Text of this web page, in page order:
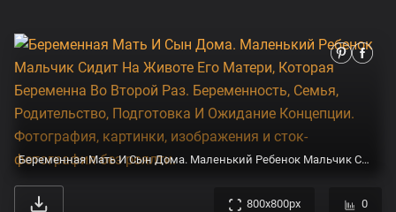
Беременная Мать И Сын Дома. Маленький Ребенок Мальчик Сидит На Животе Его Матери, Которая Беременна Во Второй Раз. Беременность, Семья, Родительство, Подготовка И Ожидание Концепции. Фотография, картинки, изображения и сток-фотография без роялти.
800x800px 0